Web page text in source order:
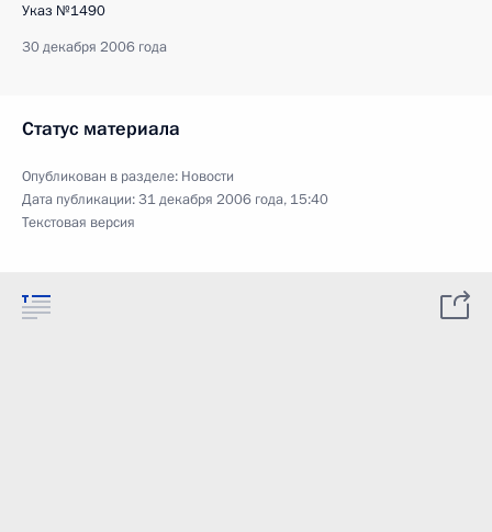
Указ №1490
30 декабря 2006 года
Статус материала
Опубликован в разделе: Новости
Дата публикации:31 декабря 2006 года, 15:40
Текстовая версия